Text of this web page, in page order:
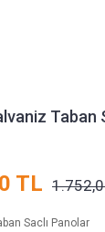
Taban
TL
Saclı Panolar